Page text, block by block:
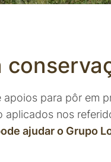
apoios para pôr em
nos
ajudar o Grupo